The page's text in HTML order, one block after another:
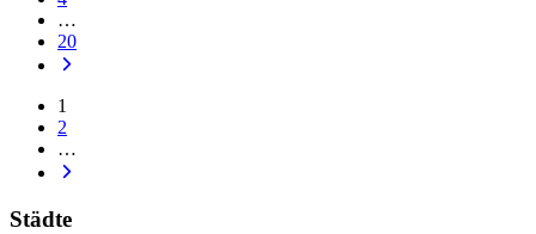
…
20
1
2
…
Städte